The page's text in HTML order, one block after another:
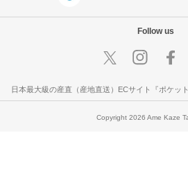
Follow us
日本最大級の産直（産地直送）ECサイト『ポケッ
Copyright 2026 Ame Kaze